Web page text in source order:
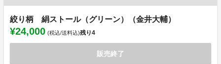
絞り柄 絹ストール（グリーン）（金井大輔）
¥24,000 (税込/送料込)残り4
販売終了